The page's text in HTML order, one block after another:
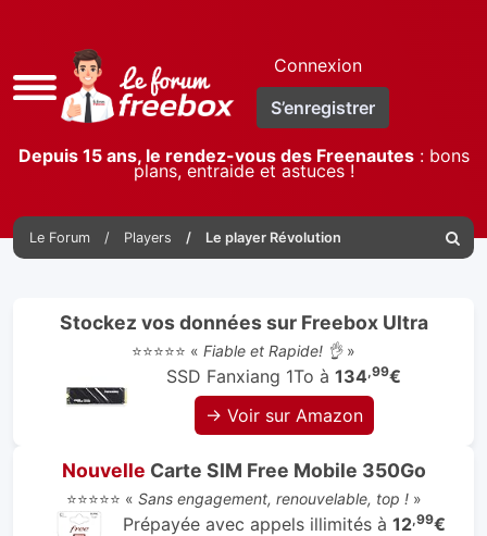
Accès
rapide
Connexion
S’enregistrer
Depuis 15 ans, le rendez-vous des Freenautes: bons
plans, entraide et astuces !
Le Forum Players Le player Révolution
Stockez vos données sur Freebox Ultra
⭐⭐⭐⭐⭐ « Fiable et Rapide! 👌»
SSD Fanxiang 1To à 134,99€
→ Voir sur Amazon
Nouvelle Carte SIM Free Mobile 350Go
⭐⭐⭐⭐⭐ « Sans engagement, renouvelable, top !»
Prépayée avec appels illimités à 12,99€